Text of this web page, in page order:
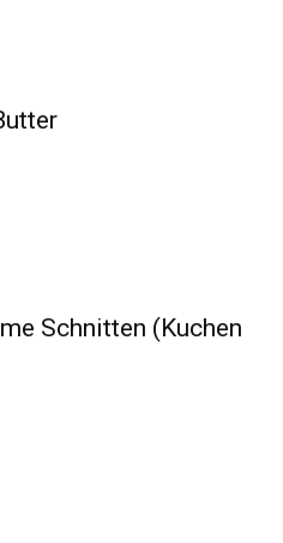
Schnitten (Kuchen